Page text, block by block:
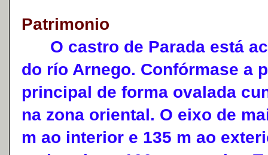
Patrimonio
O castro de Parada está
do río Arnego. Confórmase a
principal de forma ovalada
na zona oriental. O eixo de
m ao interior e 135 m ao